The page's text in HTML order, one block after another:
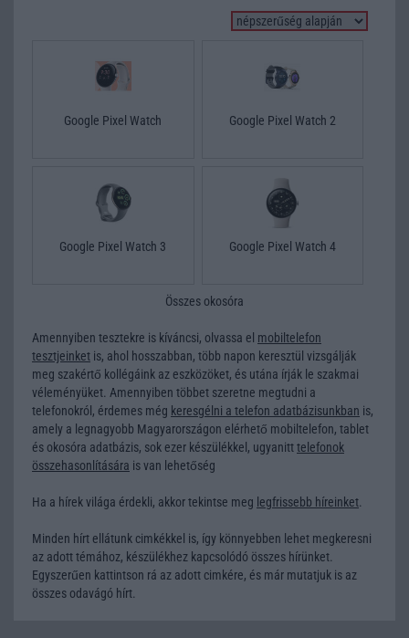
Google Pixel Watch Google Pixel Watch 2
Google Pixel Watch 3 Google Pixel Watch 4
Összes okosóra
Amennyiben tesztekre is kíváncsi, olvassa el mobiltelefon
tesztjeinket is, ahol hosszabban, több napon keresztül vizsgálják
meg szakértő kollégáink az eszközöket, és utána írják le szakmai
véleményüket. Amennyiben többet szeretne megtudni a
telefonokról, érdemes még keresgélni a telefon adatbázisunkban is,
amely a legnagyobb Magyarországon elérhető mobiltelefon, tablet
és okosóra adatbázis, sok ezer készülékkel, ugyanitttelefonok
összehasonlítására is van lehetőség
Ha a hírek világa érdekli, akkor tekintse meg legfrissebb híreinket
Minden hírt ellátunk cimkékkel is, így könnyebben lehet megkeresni
az adott témához, készülékhez kapcsolódó összes hírünket.
Egyszerűen kattintson rá az adott cimkére, és már mutatjuk is az
összes odavágó hírt.